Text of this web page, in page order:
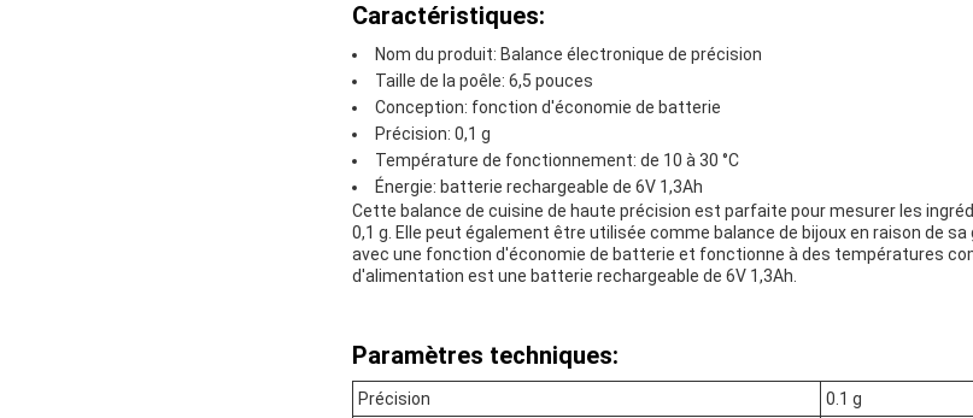
Caractéristiques:
Nom du produit: Balance électronique de précision
Taille de la poêle: 6,5 pouces
Conception: fonction d'économie de batterie
Précision: 0,1 g
Température de fonctionnement: de 10 à 30 °C
Énergie: batterie rechargeable de 6V 1,3Ah
Cette balance de cuisine de haute précision est parfaite pour mesurer les
0,1 g. Elle peut également être utilisée comme balance de bijoux en raison de
avec une fonction d'économie de batterie et fonctionne à des températures
d'alimentation est une batterie rechargeable de 6V 1,3Ah.
Paramètres techniques:
Précision
0.1 g